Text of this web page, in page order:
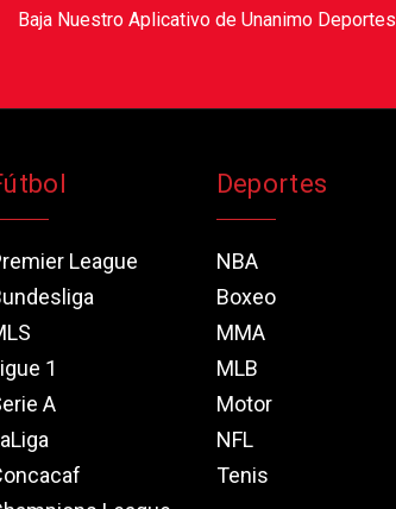
Baja Nuestro Aplicativo de Unanimo Deportes
League
1
A
Deportes
NBA
Boxeo
MMA
MLB
Motor
NFL
Tenis